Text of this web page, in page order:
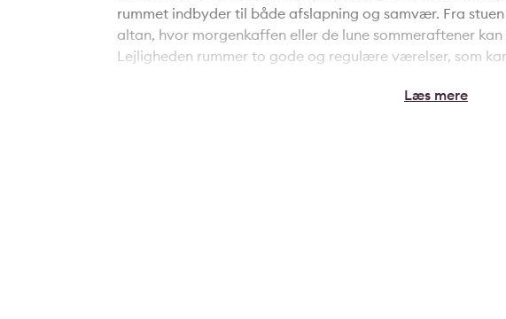
rummet indbyder til både afslapning og samvær. Fra
altan, hvor morgenkaffen eller de lune sommeraftener
Lejligheden rummer to gode og regulære værelser, som
med god bordplads og opbevaringsmuligheder, hvilket